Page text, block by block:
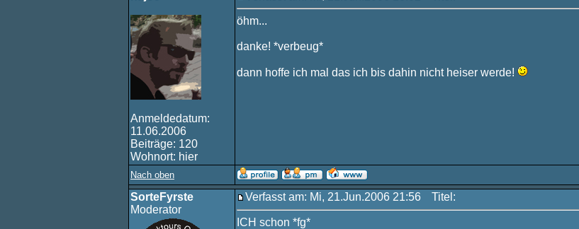
Anmeldedatum:
11.06.2006
Beiträge: 120
Wohnort: hier
öhm...
danke! *verbeug*
dann hoffe ich mal das ich bis dahin nicht heiser werde!
Nach oben
SorteFyrste
Moderator
Verfasst am: Mi, 21.Jun.2006 21:56 Titel:
ICH schon *fg*